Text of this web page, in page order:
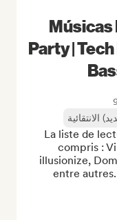
Músicas
Party |
الانتقائية
La liste de
compris :
illusionize,
entre